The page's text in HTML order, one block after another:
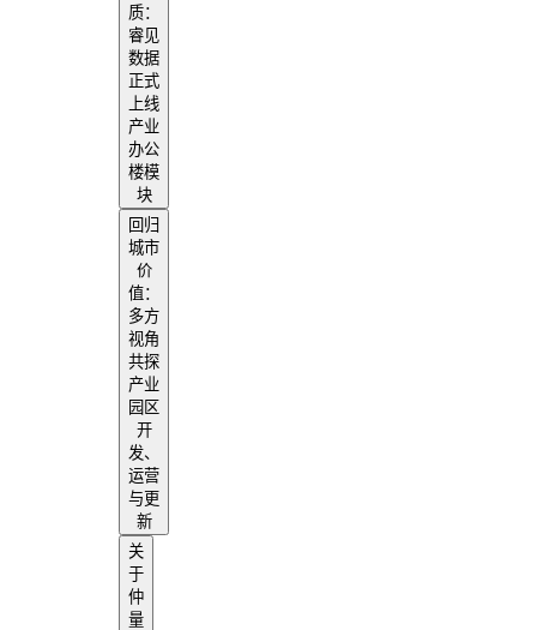
质：
睿见
数据
正式
上线
产业
办公
楼模
块
回归
城市
价
值：
多方
视角
共探
产业
园区
开
发、
运营
与更
新
关
于
仲
量